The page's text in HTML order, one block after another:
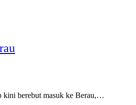
kini berebut masuk ke Berau,…